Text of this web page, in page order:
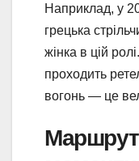
Наприклад, у
грецька
жінка в цій
проходить
вогонь — це